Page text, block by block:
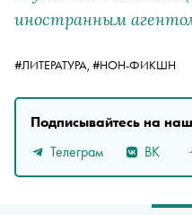
иностранным
#ЛИТЕРАТУРА, #НОН-ФИКШН
Подписывайтесь на
Телеграм
ВК